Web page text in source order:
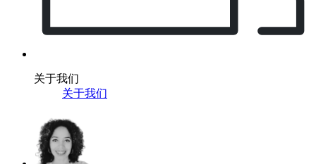
关于我们
关于我们